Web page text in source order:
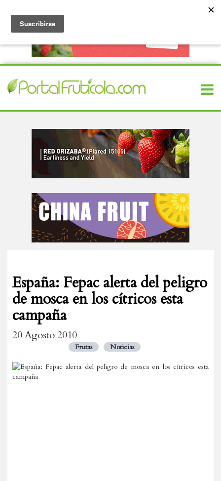
España: Fepac alerta del peligro
de mosca en los cítricos esta
campaña
20 Agosto 2010
Frutas Noticias